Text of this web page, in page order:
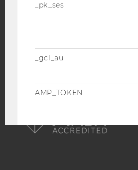
AMBA
_pk_ses
_gcl_au
AMP_TOKEN